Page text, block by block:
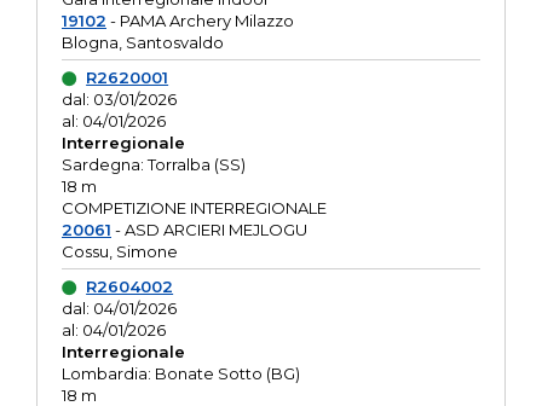
19102 - PAMA Archery Milazzo
Blogna, Santosvaldo
R2620001
dal: 03/01/2026
al: 04/01/2026
Interregionale
Sardegna: Torralba (SS)
18 m
COMPETIZIONE INTERREGIONALE
20061 - ASD ARCIERI MEJLOGU
Cossu, Simone
R2604002
dal: 04/01/2026
al: 04/01/2026
Interregionale
Lombardia: Bonate Sotto (BG)
18 m